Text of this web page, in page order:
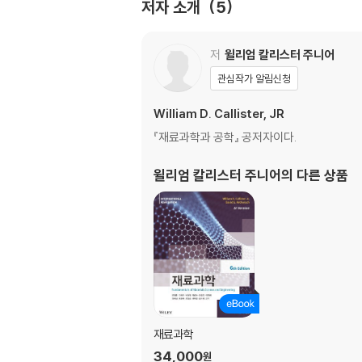
제14장 폴리머의 구조
제16장 복합 재료
제17장 재료의 부식과 열화
제18장 전기적 성질
제19장 열적 성질
제20장 자기적 성질
제22장 재료과학과 공학에서 일어나는 환경·사
저자 소개 5
저 윌리엄 칼리스터 주니어
관심작가 알림신청
William D. Callister, JR
『재료과학과 공학』 공저자이다.
윌리엄 칼리스터 주니어의 다른 상품
재료과학
34,000원